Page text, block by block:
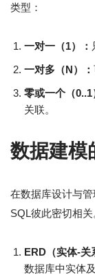
类型：
一对一（1）：
一对多（N）：
零或一个（0..1
关联。
数据建模
在数据库设计与
SQL彼此密切相关
ERD（实体-关
数据库中实体